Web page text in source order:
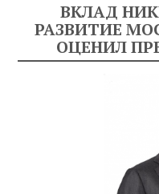
ВКЛАД
РАЗВИТИЕ
ОЦЕНИЛ